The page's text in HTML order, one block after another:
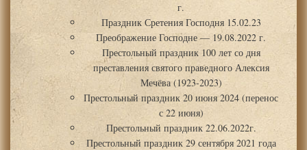
г.
Праздник Сретения Господня 15.02.23
Преображение Господне — 19.08.2022 г.
Престольный праздник 100 лет со дня
преставления святого праведного Алексия
Мечёва (1923-2023)
Престольный праздник 20 июня 2024 (перенос
с 22 июня)
Престольный праздник 22.06.2022г.
Престольный праздник 29 сентября 2021 года